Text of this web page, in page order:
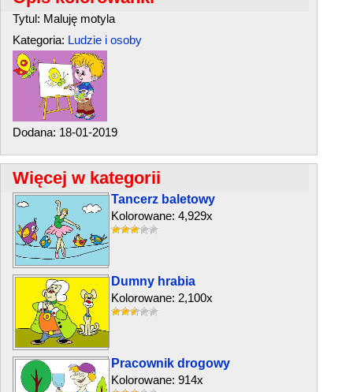
Tytul: Maluję motyla
Kategoria: Ludzie i osoby
Dodana: 18-01-2019
Więcej w kategorii
Tancerz baletowy
Kolorowane: 4,929x
Dumny hrabia
Kolorowane: 2,100x
Pracownik drogowy
Kolorowane: 914x